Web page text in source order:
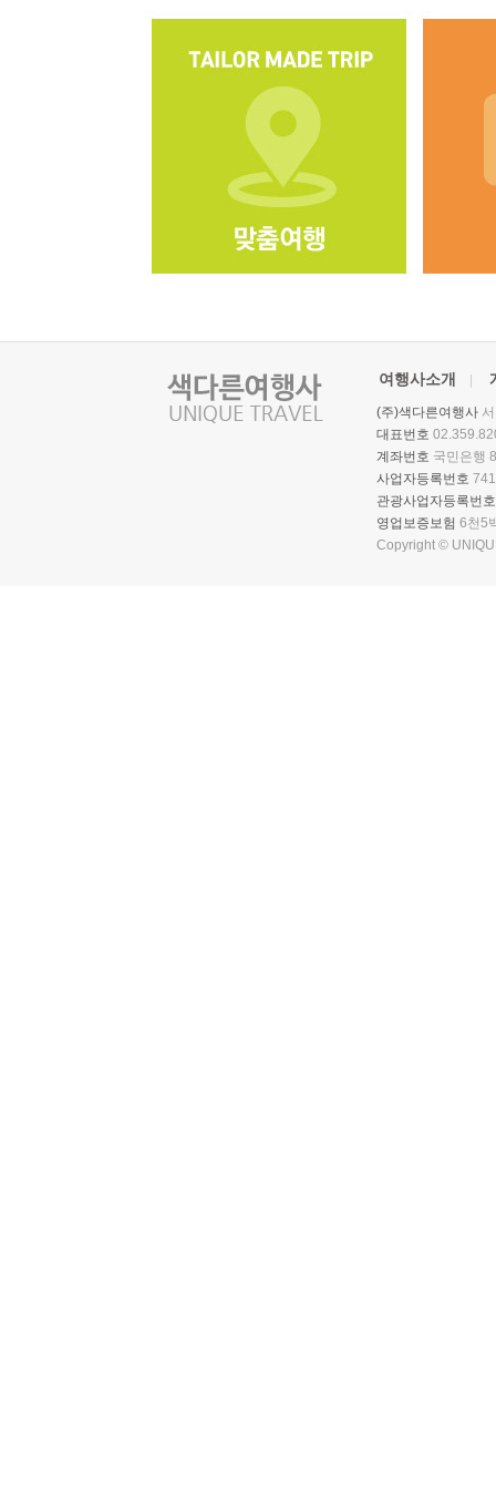
여행사소개
(주)색다른여행사
대표번호
계좌번호 국민은행
사업자등록번호
관광사업자등록번호
영업보증보험 6천5
Copyright ©